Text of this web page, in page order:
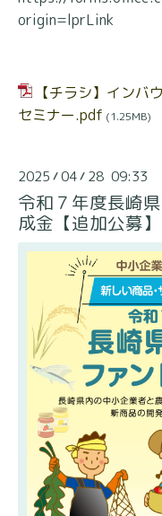
origin=lprLink
【チラシ】インバ
セミナー.pdf (1.25MB)
2025 /04/ 28 09:33
令和７年度長崎
成金【追加公募